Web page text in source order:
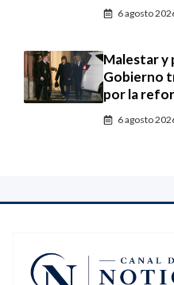
6 agosto
Malestar y
Gobierno
por la
6 agosto